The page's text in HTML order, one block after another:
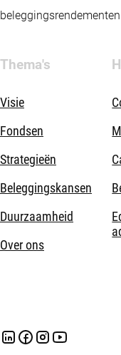
Thema's
Visie
Fondsen
Strategieën
Beleggingskansen
Duurzaamheid
Over ons